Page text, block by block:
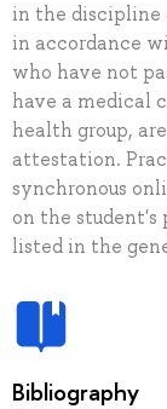
in the discipline
in accordance
who have not
have a medical
health group,
attestation.
synchronous
on the student's
listed in the
Bibliography